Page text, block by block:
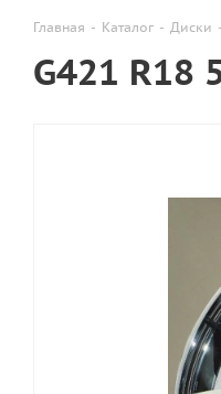
Главная - Каталог - Диски -
G421 R18